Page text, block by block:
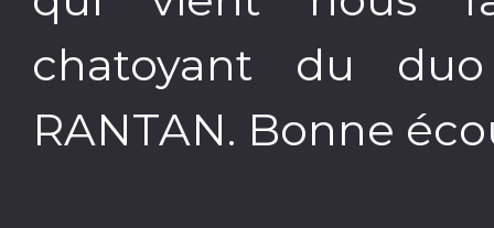
chatoyant du
RANTAN. Bonne